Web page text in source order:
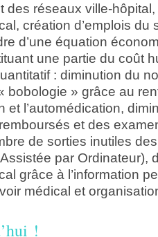
des réseaux ville-
création d’emplois du
d’une équation
une partie du coût
: diminution du
bobologie » grâce au
et l’automédication,
et des
de sorties inutiles
par Ordinateur),
grâce à l’information
médical et
!